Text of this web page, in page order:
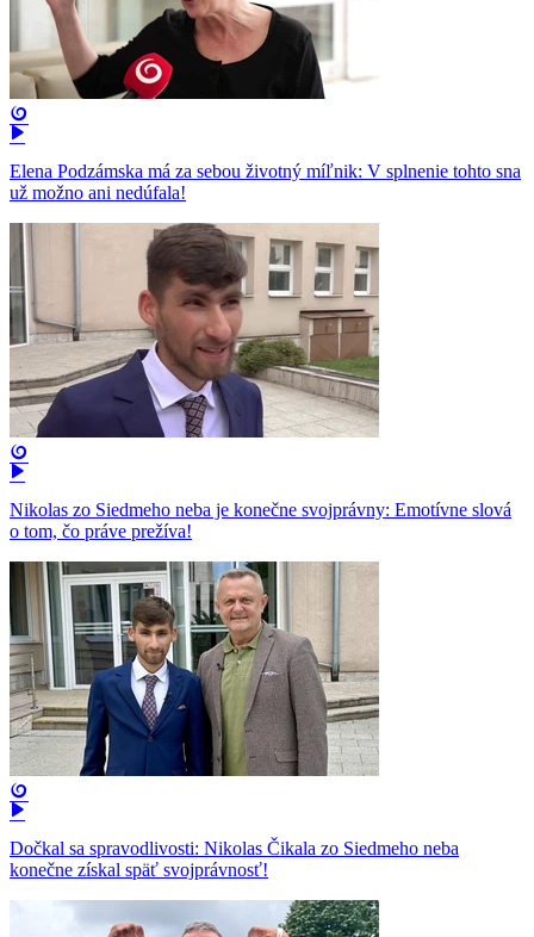
Elena Podzámska má za sebou životný míľnik: V splnenie tohto sna
už možno ani nedúfala!
Nikolas zo Siedmeho neba je konečne svojprávny: Emotívne slová
o tom, čo práve prežíva!
Dočkal sa spravodlivosti: Nikolas Čikala zo Siedmeho neba
konečne získal späť svojprávnosť!